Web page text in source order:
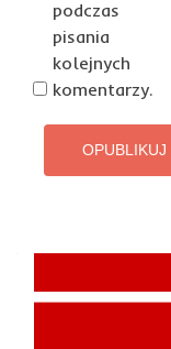
podczas
pisania
kolejnych
komentarzy.